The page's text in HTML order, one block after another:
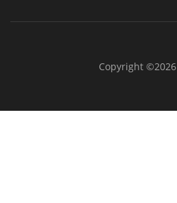
Copyright ©2026